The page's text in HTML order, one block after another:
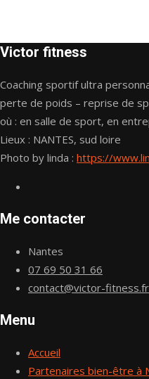
Victor fitness
Coaching sportif ultra
perte de poids – reprise de
où : en salle de sport, en
Lieux : NANTES, sud loire
Photo by linda : https://
Me contacter
Nantes
07 69 50 31 66
contact@victor-fitness.fr
Menu
Accueil
Partenaires bien-être à